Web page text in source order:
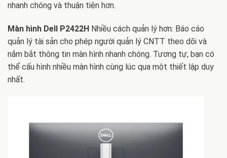
nhanh chóng và thuận tiện hơn.
Màn hình Dell P2422H Nhiều cách quản lý hơn: Báo cáo
quản lý tài sản cho phép người quản lý CNTT theo dõi và
nắm bắt thông tin màn hình nhanh chóng. Tương tự, bạn có
thể cấu hình nhiều màn hình cùng lúc qua một thiết lập duy
nhất.